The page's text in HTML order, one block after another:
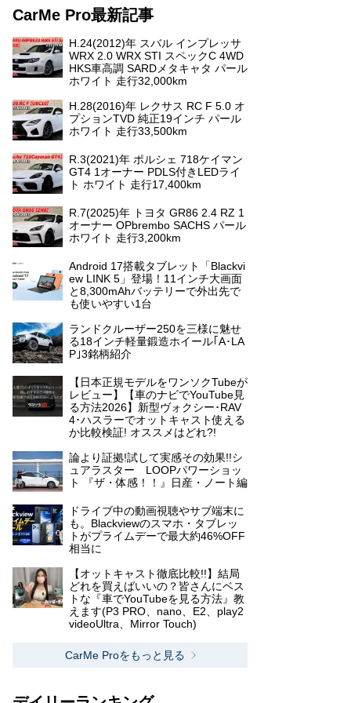
CarMe Pro最新記事
H.24(2012)年 スバル インプレッサ
WRX 2.0 WRX STI スペックC 4WD
HKS車高調 SARDメタキャタ パール
ホワイト 走行32,000km
H.28(2016)年 レクサス RC F 5.0 オ
プションTVD 純正19インチ パール
ホワイト 走行33,500km
R.3(2021)年 ポルシェ 718ケイマン
GT4 1オーナー PDLS付きLEDライ
ト ホワイト 走行17,400km
R.7(2025)年 トヨタ GR86 2.4 RZ 1
オーナー OPbrembo SACHS パール
ホワイト 走行3,200km
Android 17搭載タブレット「Blackvi
ew LINK 5」登場！11インチ大画面
と8,300mAhバッテリーで外出先で
も使いやすい1台
ランドクルーザー250を三様に魅せ
る18インチ軽量鍛造ホイール｢A･LA
P｣3銘柄紹介
【日本正規モデルをワンソクTubeが
レビュー】【車のナビでYouTube見
る方法2026】新型ヴォクシー･RAV
4･ハスラーでオットキャスト使える
か比較検証! オススメはどれ?!
論より証拠!試して実感その効果!!シ
ュアラスター LOOPパワーショッ
ト 『ザ・体感！！』日産・ノート編
ドライブ中の動画視聴やサブ端末に
も。Blackviewのスマホ・タブレッ
トがプライムデーで最大約46%OFF
相当に
【オットキャスト徹底比較!!】結局
どれを買えばいいの？皆さんにベス
トな『車でYouTubeを見る方法』教
えます(P3 PRO、nano、E2、play2
videoUltra、Mirror Touch)
CarMe Proをもっと見る